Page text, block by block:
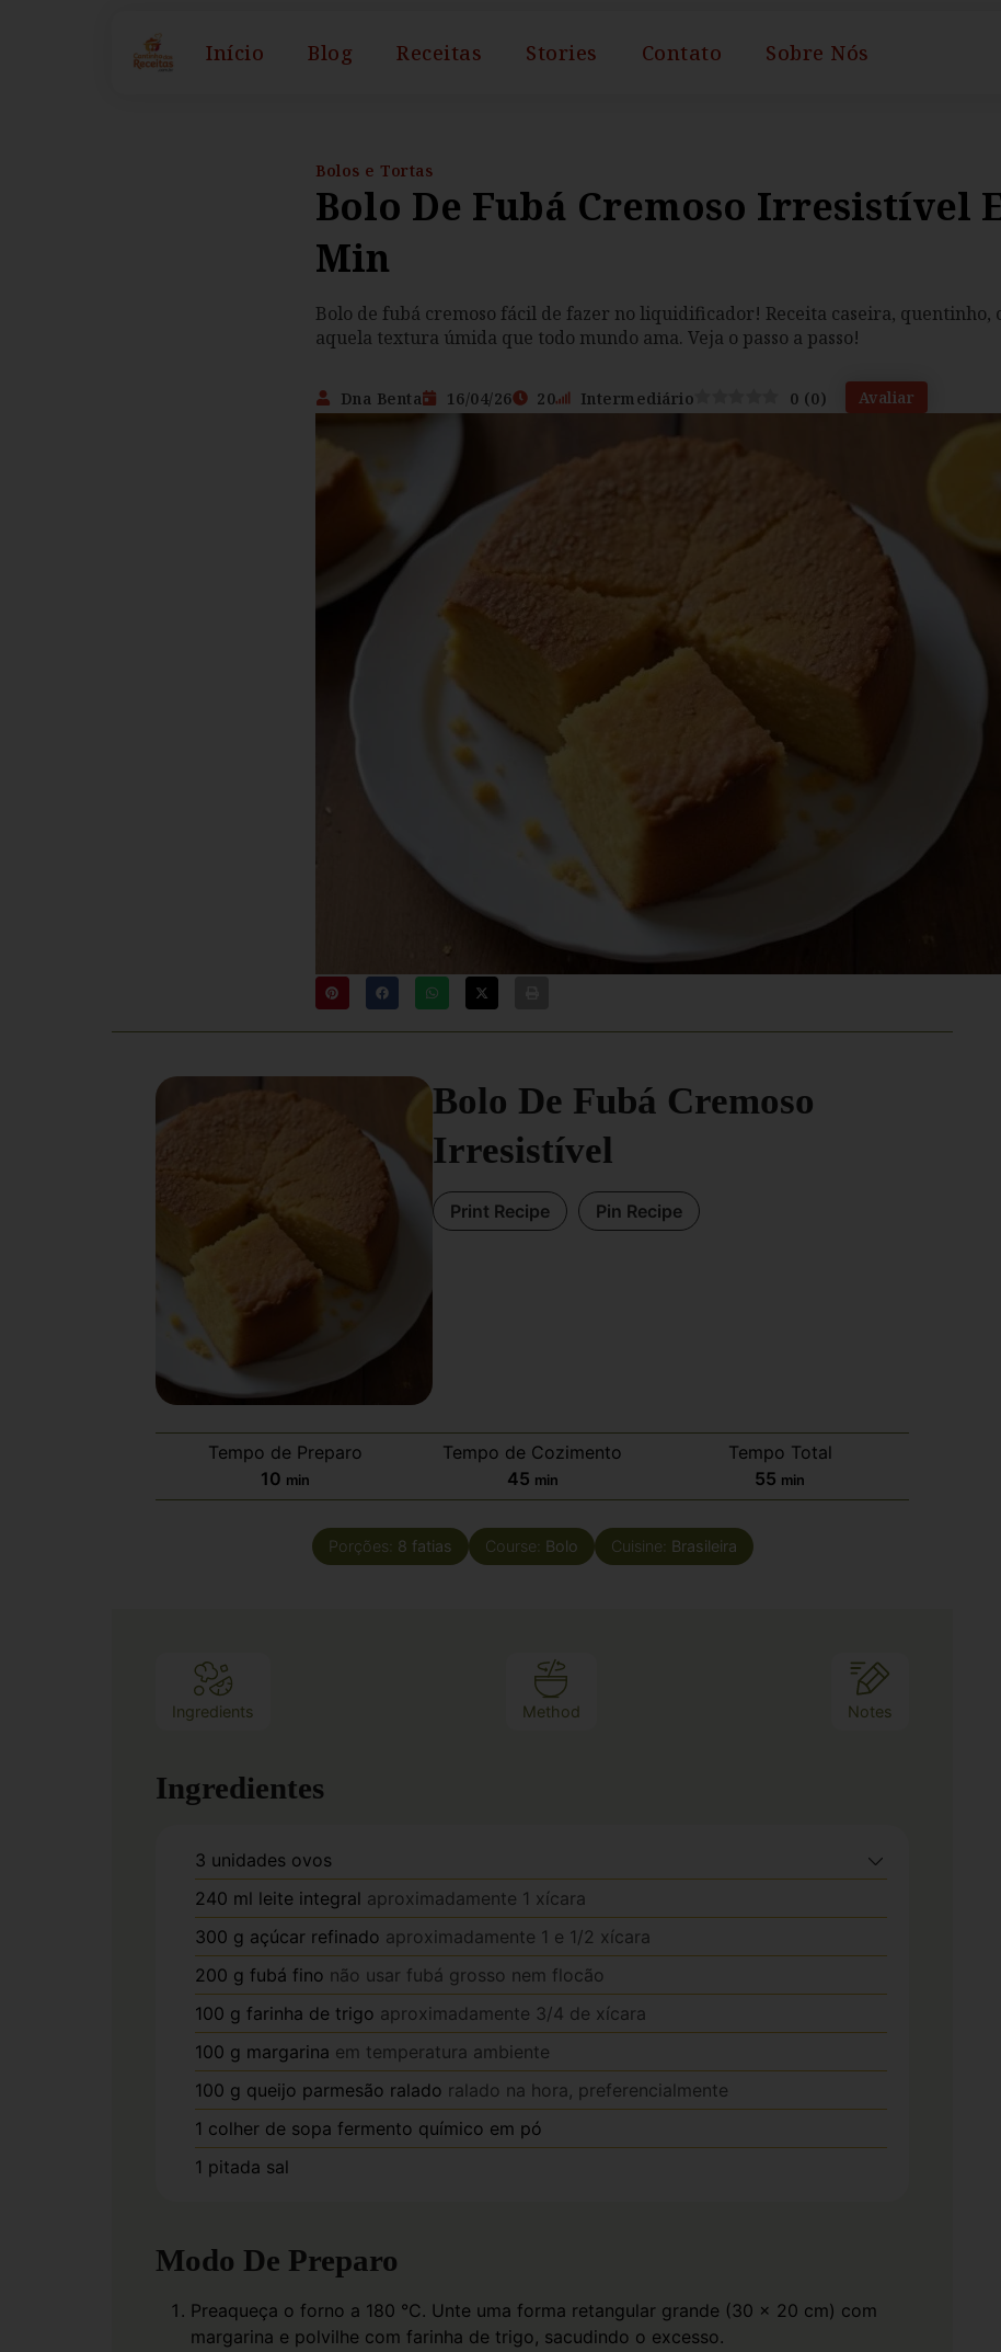
Início Blog Receitas Stories Contato Sobre Nós
Bolos e Tortas
Bolo De Fubá Cremoso Irresistível
Min
Bolo de fubá cremoso fácil de fazer no liquidificador! Receita caseira, quentinho,
aquela textura úmida que todo mundo ama. Veja o passo a passo!
Dna Benta 16/04/26 20 Intermediário 0 (0) Avaliar
Bolo De Fubá Cremoso
Irresistível
Print Recipe Pin Recipe
Tempo de Preparo
10 min
Tempo de Cozimento
45 min
Tempo Total
55 min
Porções: 8 fatias Course: Bolo Cuisine: Brasileira
Ingredients Method Notes
Ingredientes
3 unidades ovos
240 ml leite integral aproximadamente 1 xícara
300 g açúcar refinado aproximadamente 1 e 1/2 xícara
200 g fubá fino não usar fubá grosso nem flocão
100 g farinha de trigo aproximadamente 3/4 de xícara
100 g margarina em temperatura ambiente
100 g queijo parmesão ralado ralado na hora, preferencialmente
1 colher de sopa fermento químico em pó
1 pitada sal
Modo De Preparo
Preaqueça o forno a 180 °C. Unte uma forma retangular grande (30 x 20 cm) com
margarina e polvilhe com farinha de trigo, sacudindo o excesso.